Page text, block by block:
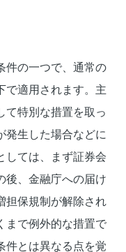
件の一つで、通常の
で適用されます。主
て特別な措置を取っ
発生した場合などに
しては、まず証券会
後、金融庁への届け
担保規制が解除され
まで例外的な措置で
件とは異なる点を覚